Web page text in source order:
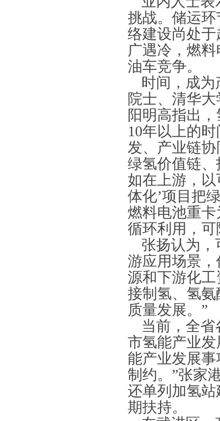
挑战。储运
络建设尚处
广遇冷，燃
油车竞争。
时间，成
院士、清华
阳明高指出
10年以上的
发、产业链
绿氢价值链
如在上游，
体化’项目把
燃料电池重卡
循环利用，可
张扬认为，
游应用场景
源和下游化
接制氢、氢
质量发展。”
当前，全
市氢能产业
能产业发展
制约。”张家
还单列加氢
期扶持。